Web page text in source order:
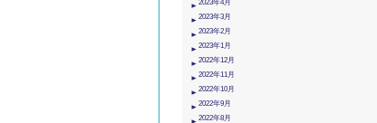
2023年4月
2023年3月
2023年2月
2023年1月
2022年12月
2022年11月
2022年10月
2022年9月
2022年8月